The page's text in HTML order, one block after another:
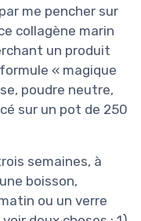
me pencher sur
collagène marin
un produit
« magique
poudre neutre,
sur un pot de 250
semaines, à
boisson,
ou un verre